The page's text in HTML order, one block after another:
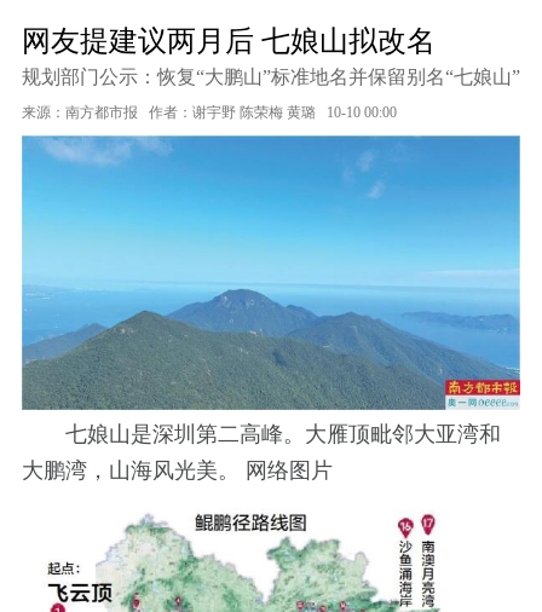
网友提建议两月后 七娘山拟改名
规划部门公示：恢复“大鹏山”标准地名并保留别名“七娘山”
来源：南方都市报 作者：谢宇野 陈荣梅 黄璐 10-10 00:00
七娘山是深圳第二高峰。大雁顶毗邻大亚湾和
大鹏湾，山海风光美。 网络图片